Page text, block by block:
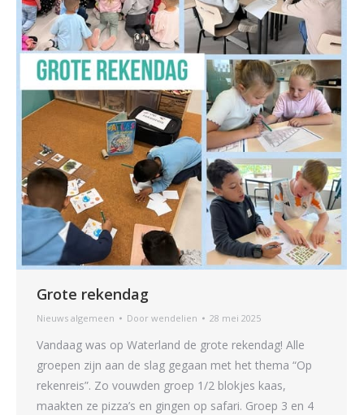
Grote rekendag
Nieuws algemeen Door wendelien 28 mei 2025
Vandaag was op Waterland de grote rekendag! Alle
groepen zijn aan de slag gegaan met het thema “Op
rekenreis”. Zo vouwden groep 1/2 blokjes kaas,
maakten ze pizza’s en gingen op safari. Groep 3 en 4